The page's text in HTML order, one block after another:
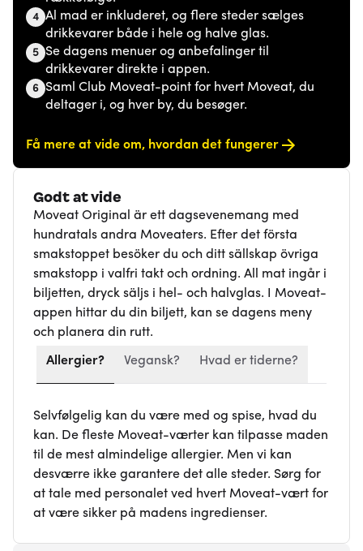
4 Al mad er inkluderet, og flere steder sælges
drikkevarer både i hele og halve glas.
5 Se dagens menuer og anbefalinger til
drikkevarer direkte i appen.
6 Saml Club Moveat-point for hvert Moveat, du
deltager i, og hver by, du besøger.
Få mere at vide om, hvordan det fungerer
Godt at vide
Moveat Original är ett dagsevenemang med
hundratals andra Moveaters. Efter det första
smakstoppet besöker du och ditt sällskap övriga
smakstopp i valfri takt och ordning. All mat ingår i
biljetten, dryck säljs i hel- och halvglas. I Moveat-
appen hittar du din biljett, kan se dagens meny
och planera din rutt.
Allergier? Vegansk? Hvad er tiderne?
Selvfølgelig kan du være med og spise, hvad du
kan. De fleste Moveat-værter kan tilpasse maden
til de mest almindelige allergier. Men vi kan
desværre ikke garantere det alle steder. Sørg for
at tale med personalet ved hvert Moveat-vært for
at være sikker på madens ingredienser.